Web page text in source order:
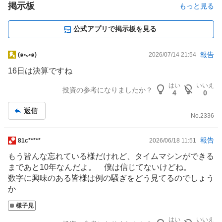
掲示板 もっと見る
公式アプリで掲示板を見る
掲
示
(๑•᎑•๑) 2026/07/14 21:54 報告
16日は決算ですね
投資の参考になりましたか？
はい
4
いいえ
0
返信
No.2336
掲
示
板
記
事
81c***** 2026/06/18 11:51 報告
もう皆んな忘れている様だけれど、タイムマシンができる
まであと10年なんだよ。 僕は信じてないけどね。
数字に興味のある皆様は例の騒ぎをどう見てるのでしょう
か
様子見
はい いいえ